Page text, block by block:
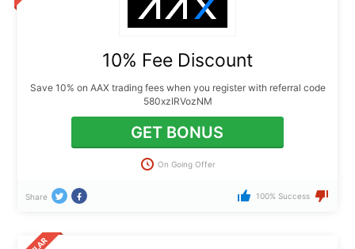
10% Fee Discount
Save 10% on AAX trading fees when you register with referral code
580xzIRVozNM
GET BONUS
On Going Offer
Share 100% Success